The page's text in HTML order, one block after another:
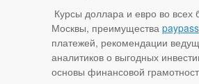
Курсы доллара и евро во всех
Москвы, преимущества paypass
платежей, рекомендации
аналитиков о выгодных
основы финансовой